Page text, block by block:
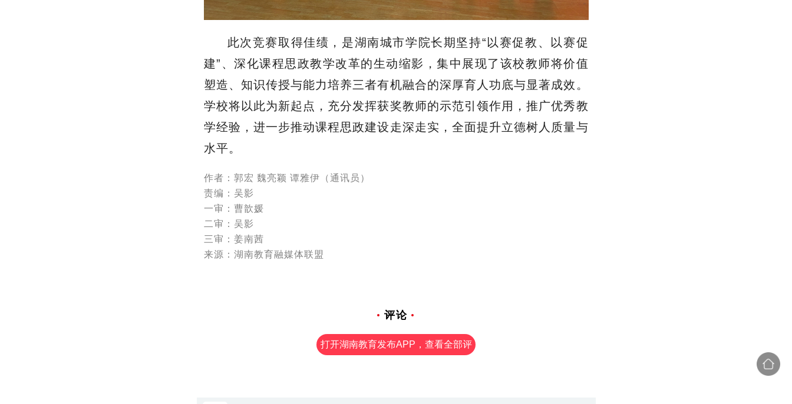
此次竞赛取得佳绩，是湖南城市学院长期坚持“以赛促教、以赛促
建”、深化课程思政教学改革的生动缩影，集中展现了该校教师将价值
塑造、知识传授与能力培养三者有机融合的深厚育人功底与显著成效。
学校将以此为新起点，充分发挥获奖教师的示范引领作用，推广优秀教
学经验，进一步推动课程思政建设走深走实，全面提升立德树人质量与
水平。
作者：郭宏 魏亮颖 谭雅伊（通讯员）
责编：吴影
一审：曹歆媛
二审：吴影
三审：姜南茜
来源：湖南教育融媒体联盟
评论
打开湖南教育发布APP，查看全部评